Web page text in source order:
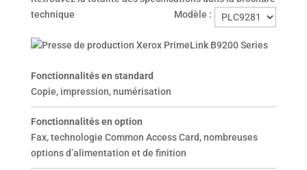
technique
Modèle :
Fonctionnalités en standard
Copie, impression, numérisation
Fonctionnalités en option
Fax, technologie Common Access Card, nombreuses
options d’alimentation et de finition